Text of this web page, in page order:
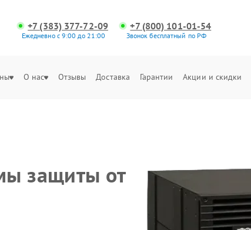
+7 (383) 377-72-09
Ежедневно с 9:00 до 21:00
+7 (800) 101-01-54
Звонок бесплатный по РФ
О нас Отзывы Доставка Гарантии Акции и скидки
защиты от